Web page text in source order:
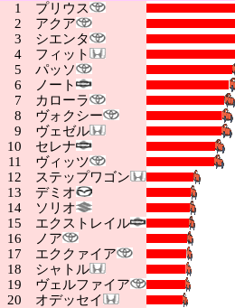
1
プリウス
2 アクア
3 シエンタ
4フィット
5 パッソ
6 ノート
7 カローラ
8 ヴォクシー
9 ヴェゼル
10 セレナ
11
ヴィッツ
12 ステップワゴン
13 デミオ
14ソリオ
15 エクストレイル
16 ノア
17 エククァイア
18 シャトル
19 ヴェルファイア
20 オデッセイ